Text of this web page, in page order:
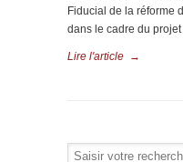
Fiducial de la réforme
dans le cadre du
Lire l'article →